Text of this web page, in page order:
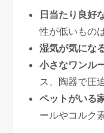
日当たり良好
性が低いもの
湿気が気にな
小さなワンル
ス、陶器で圧
ペットがいる
ールやコルク